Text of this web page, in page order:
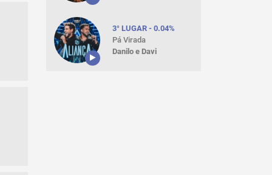
3° LUGAR - 0.04%
Pá Virada
Danilo e Davi